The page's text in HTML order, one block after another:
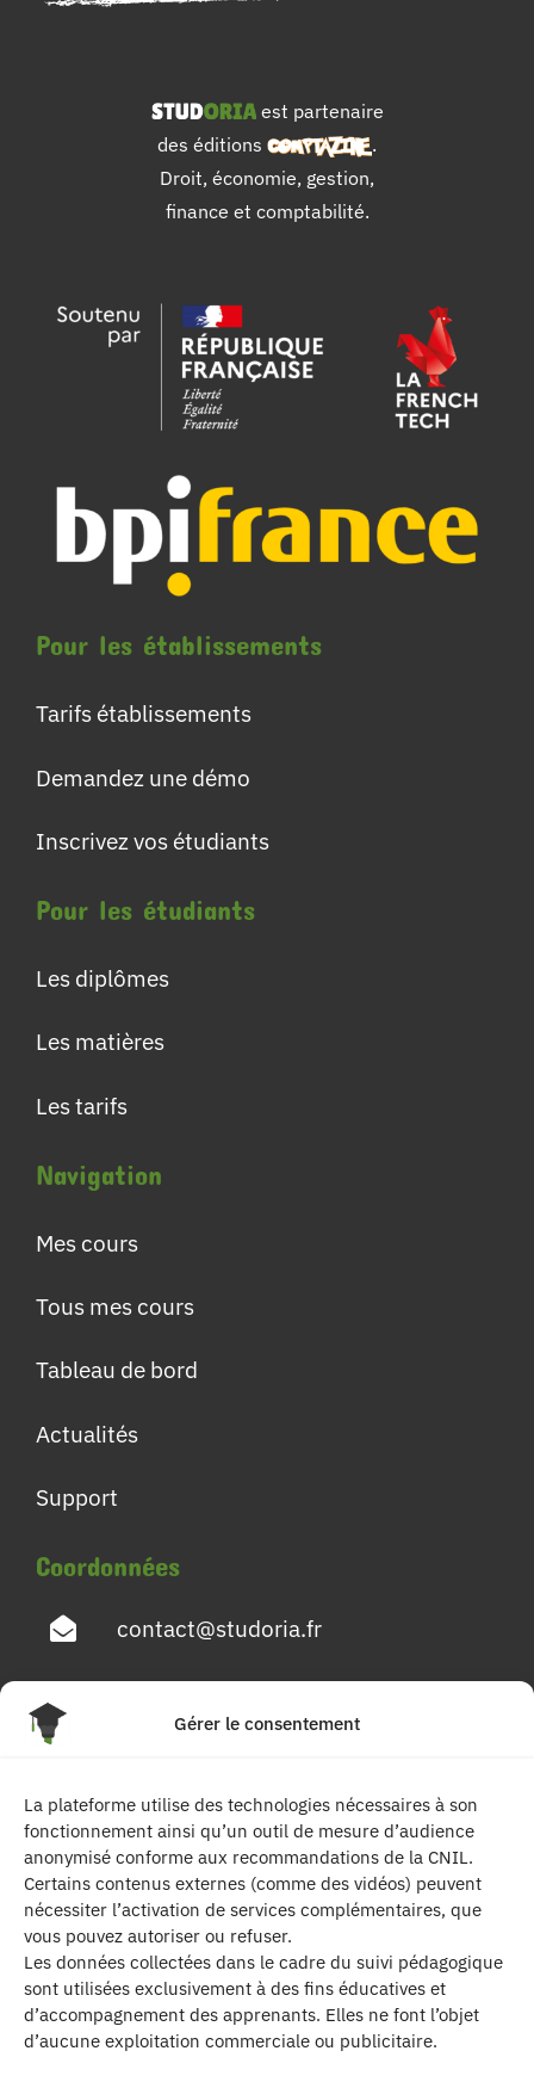
Gérer le consentement
La plateforme utilise des technologies nécessaires à son
fonctionnement ainsi qu’un outil de mesure d’audience
anonymisé conforme aux recommandations de la CNIL.
Certains contenus externes (comme des vidéos) peuvent
nécessiter l’activation de services complémentaires, que
vous pouvez autoriser ou refuser.
Les données collectées dans le cadre du suivi pédagogique
sont utilisées exclusivement à des fins éducatives et
d’accompagnement des apprenants. Elles ne font l’objet
d’aucune exploitation commerciale ou publicitaire.
est partenaire
des éditions
.
Droit, économie, gestion,
finance et comptabilité.
Pour les établissements
Tarifs établissements
Demandez une démo
Inscrivez vos étudiants
Pour les étudiants
Les diplômes
Les matières
Les tarifs
Navigation
Mes cours
Tous mes cours
Tableau de bord
Actualités
Support
Coordonnées
contact@studoria.fr
4 Rue Georges Pompidou
Suivez-nous
| Les contenus publiés sur ce site sont